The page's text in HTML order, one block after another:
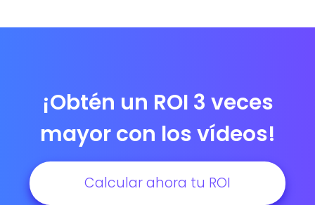
¡Obtén un ROI 3 veces
mayor con los vídeos!
Calcular ahora tu ROI